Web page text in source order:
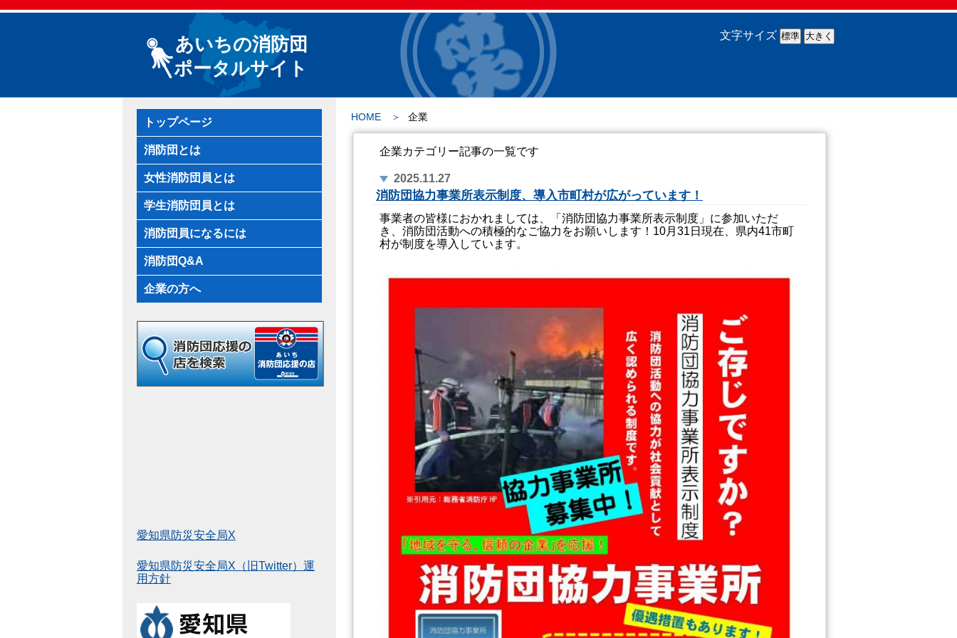
あいちの消防団
ポータルサイト
文字サイズ
トップページ
消防団とは
女性消防団員とは
学生消防団員とは
消防団員になるには
消防団Q&A
企業の方へ
愛知県防災安全局X
愛知県防災安全局X（旧Twitter）運
用方針
HOME 企業
企業カテゴリー記事の一覧です
2025.11.27
消防団協力事業所表示制度、導入市町村が広がっています！
事業者の皆様におかれましては、「消防団協力事業所表示制度」に参加いただ
き、消防団活動への積極的なご協力をお願いします！10月31日現在、県内41市町
村が制度を導入しています。